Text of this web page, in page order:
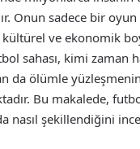
Onun sadece bir oyun
ve ekonomik
sahası, kimi zaman
da ölümle
Bu makalede,
nasıl şekillendiğini